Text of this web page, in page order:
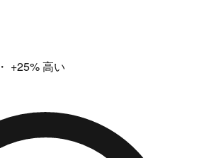
・ +25%高い